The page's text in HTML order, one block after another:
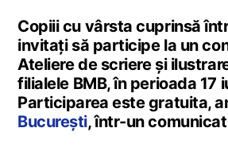
Copiii cu vârsta cuprinsă
invitați să participe la un
Ateliere de scriere și
filialele BMB, în perioada
Participarea este gratuita,
București, într-un